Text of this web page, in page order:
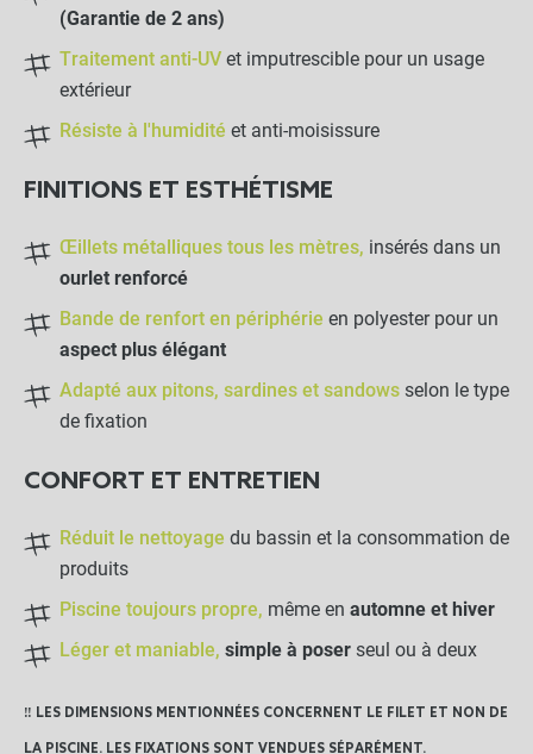
Filet de protection piscine & volet
Sélectionnez votre dimension : 4 x 8 m
NOTRE RECOMMANDATION POUR
Ø6mm
- +
Crochet Sandow
(Garantie de 2 ans)
Traitement anti-UV et imputrescible pour un usage
extérieur
Résiste à l'humidité et anti-moisissure
FINITIONS ET ESTHÉTISME
Œillets métalliques tous les mètres, insérés dans un
ourlet renforcé
Bande de renfort en périphérie en polyester pour un
aspect plus élégant
Adapté aux pitons, sardines et sandows selon le type
de fixation
CONFORT ET ENTRETIEN
Réduit le nettoyage du bassin et la consommation de
produits
Piscine toujours propre, même en automne et hiver
Léger et maniable, simple à poser seul ou à deux
‼️ LES DIMENSIONS MENTIONNÉES CONCERNENT LE FILET ET NON DE
LA PISCINE. LES FIXATIONS SONT VENDUES SÉPARÉMENT.